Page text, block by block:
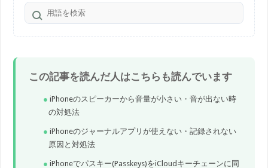
この記事を読んだ人はこちらも読んでいます
iPhoneのスピーカーから音量が小さい・音が出ない時
の対処法
iPhoneのジャーナルアプリが使えない・記録されない
原因と対処法
iPhoneでパスキー(Passkeys)をiCloudキーチェーンに同